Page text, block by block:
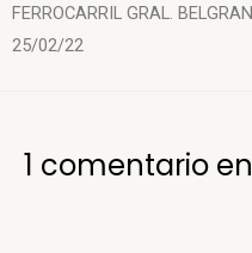
FERROCARRIL GRAL.
25/02/22
1 comentario